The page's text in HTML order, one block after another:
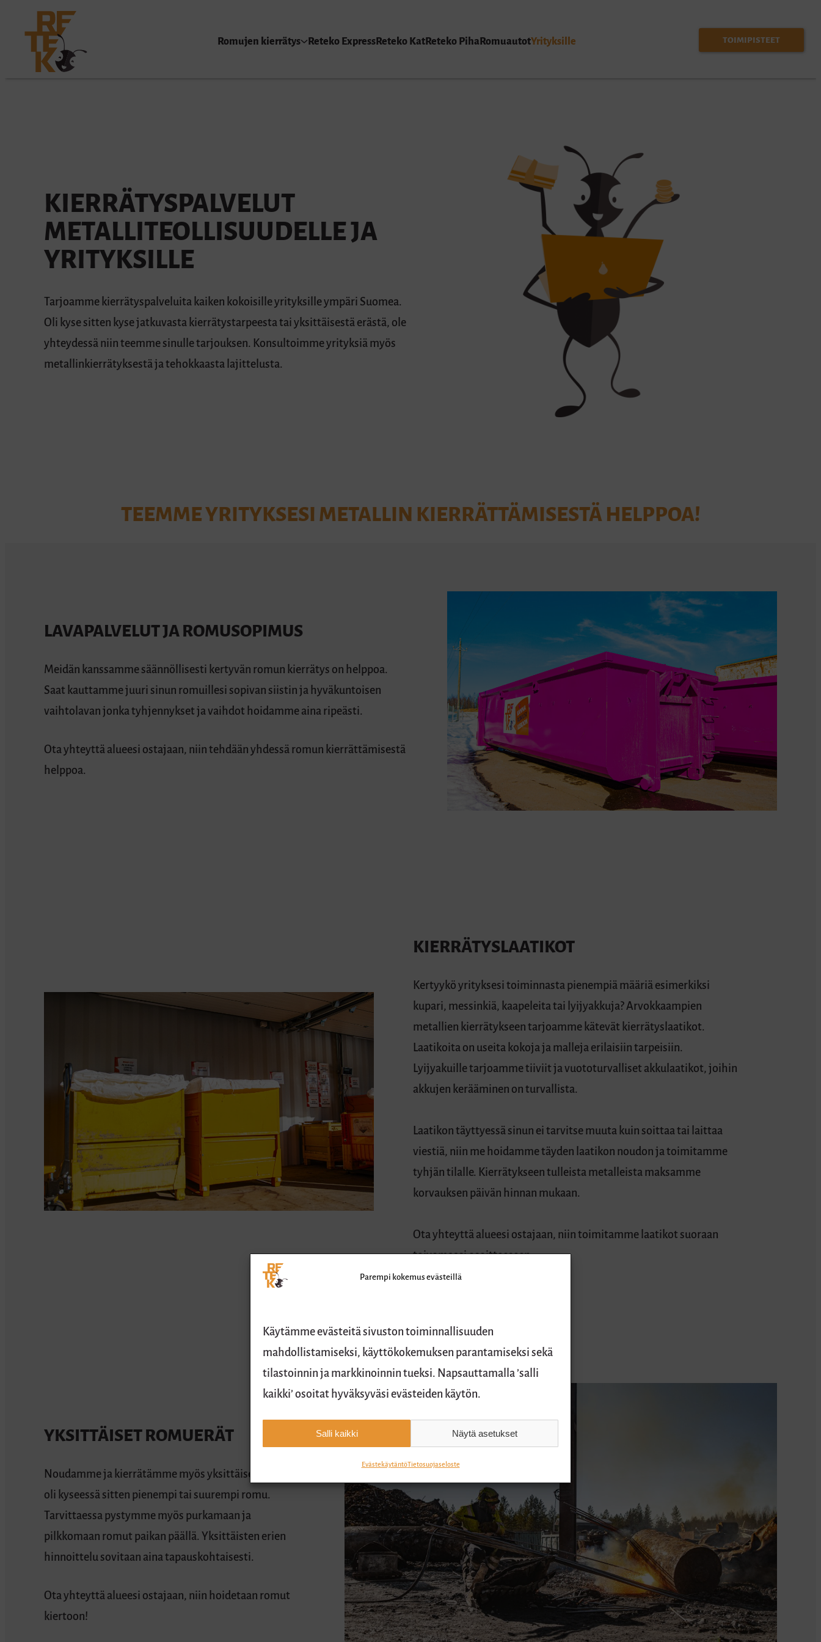
Parempi kokemus evästeillä
Käytämme evästeitä sivuston toiminnallisuuden
mahdollistamiseksi, käyttökokemuksen parantamiseksi sekä
tilastoinnin ja markkinoinnin tueksi. Napsauttamalla ’salli
kaikki’ osoitat hyväksyväsi evästeiden käytön.
Salli kaikki Näytä asetukset
EvästekäytäntöTietosuojaseloste
suoraan
sisältöön
Reteko Romujen kierrätys Reteko Express Reteko Kat Reteko Piha RomuautotYrityksille TOIMIPISTEET
KIERRÄTYSPALVELUT
METALLITEOLLISUUDELLE JA
YRITYKSILLE
Tarjoamme kierrätyspalveluita kaiken kokoisille yrityksille ympäri Suomea.
Oli kyse sitten kyse jatkuvasta kierrätystarpeesta tai yksittäisestä erästä, ole
yhteydessä niin teemme sinulle tarjouksen. Konsultoimme yrityksiä myös
metallinkierrätyksestä ja tehokkaasta lajittelusta.
TEEMME YRITYKSESI METALLIN KIERRÄTTÄMISESTÄ HELPPOA!
LAVAPALVELUT JA ROMUSOPIMUS
Meidän kanssamme säännöllisesti kertyvän romun kierrätys on helppoa.
Saat kauttamme juuri sinun romuillesi sopivan siistin ja hyväkuntoisen
vaihtolavan jonka tyhjennykset ja vaihdot hoidamme aina ripeästi.
Ota yhteyttä alueesi ostajaan, niin tehdään yhdessä romun kierrättämisestä
helppoa.
KIERRÄTYSLAATIKOT
Kertyykö yrityksesi toiminnasta pienempiä määriä esimerkiksi
kupari, messinkiä, kaapeleita tai lyijyakkuja? Arvokkaampien
metallien kierrätykseen tarjoamme kätevät kierrätyslaatikot.
Laatikoita on useita kokoja ja malleja erilaisiin tarpeisiin.
Lyijyakuille tarjoamme tiiviit ja vuototurvalliset akkulaatikot, joihin
akkujen kerääminen on turvallista.
Laatikon täyttyessä sinun ei tarvitse muuta kuin soittaa tai laittaa
viestiä, niin me hoidamme täyden laatikon noudon ja toimitamme
tyhjän tilalle. Kierrätykseen tulleista metalleista maksamme
korvauksen päivän hinnan mukaan.
Ota yhteyttä alueesi ostajaan, niin toimitamme laatikot suoraan
toivomaasi osoitteeseen.
YKSITTÄISET ROMUERÄT
Noudamme ja kierrätämme myös yksittäiset romuerät
oli kyseessä sitten pienempi tai suurempi romu.
Tarvittaessa pystymme myös purkamaan ja
pilkkomaan romut paikan päällä. Yksittäisten erien
hinnoittelu sovitaan aina tapauskohtaisesti.
Ota yhteyttä alueesi ostajaan, niin hoidetaan romut
kiertoon!